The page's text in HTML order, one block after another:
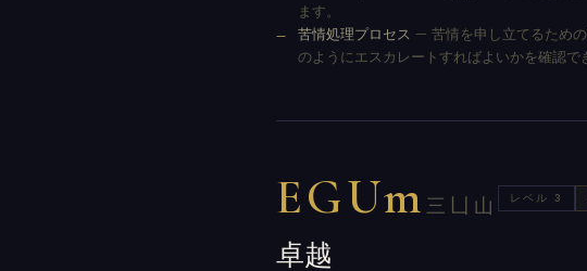
ます。
苦情処理プロセス — 苦情を申し立てるため
のようにエスカレートすればよいかを確認で
EGUm 三凵山 レベル 3
卓越